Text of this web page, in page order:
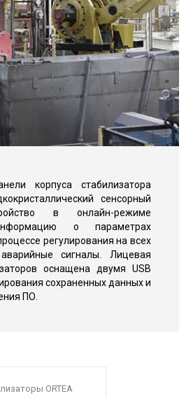
корпуса стабилизатора
сенсорный
в онлайн-режиме
о параметрах
регулирования на всех
сигналы. Лицевая
оснащена двумя USB
сохраненных данных и
ПО.
ORTEA